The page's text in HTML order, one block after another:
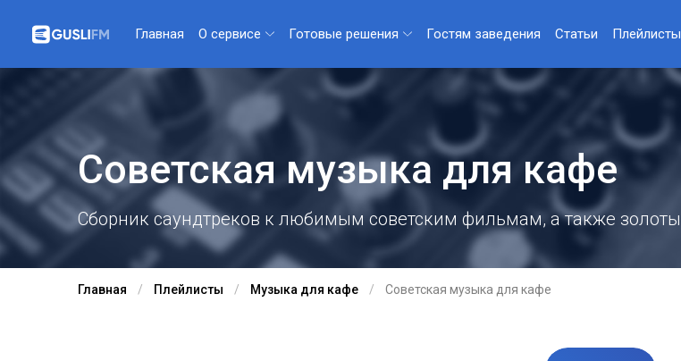
Главная О сервисе Готовые решения Гостям заведения Статьи Плейлисты
Советская музыка для кафе
Сборник саундтреков к любимым советским фильмам, а также
Главная Плейлисты Музыка для кафе Советская музыка для кафе